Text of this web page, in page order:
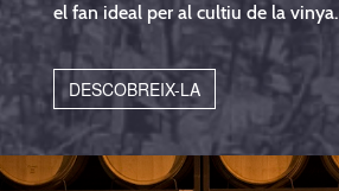
el fan ideal per al cultiu de la vinya.
DESCOBREIX-LA